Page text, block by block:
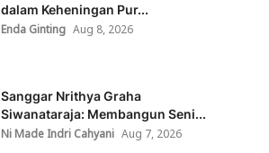
dalam Keheningan Pur...
Enda Ginting Aug 8, 2026
Sanggar Nrithya Graha
Siwanataraja: Membangun Seni...
Ni Made Indri Cahyani Aug 7, 2026